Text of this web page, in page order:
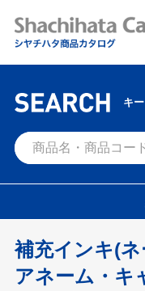
キ
補充インキ(
アネーム・キ